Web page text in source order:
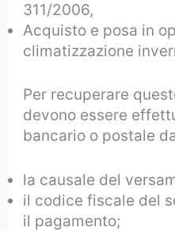
311/2006,
Acquisto e posa in
climatizzazione
Per recuperare
devono essere
bancario o postale
la causale del
il codice fiscale del
il pagamento;